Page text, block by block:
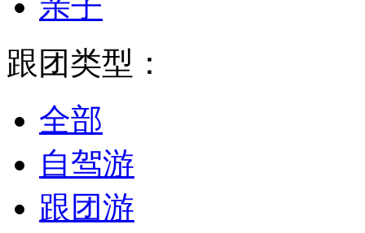
跟团类型：
全部
自驾游
跟团游